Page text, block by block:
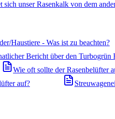
sich unser Rasenkalk von dem
Haustiere - Was ist zu beachten?
Bericht über den Turbogrün
Wie oft sollte der Rasenbelüfter
auf?